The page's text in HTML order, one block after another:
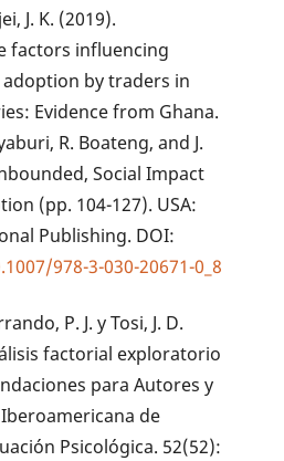
J. K. (2019).
factors influencing
by traders in
Evidence from Ghana.
R. Boateng, and J.
Social Impact
(pp. 104-127). USA:
Publishing. DOI:
978-3-030-20671-0_8
P. J. y Tosi, J. D.
factorial exploratorio
para Autores y
de
Psicológica. 52(52):